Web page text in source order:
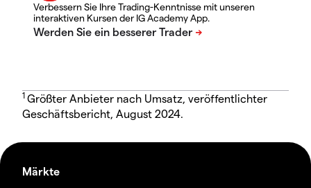
Verbessern Sie Ihre Trading-Kenntnisse mit unseren
interaktiven Kursen der IG Academy App.
1 Größter Anbieter nach Umsatz, veröffentlichter
Geschäftsbericht, August 2024.
Märkte